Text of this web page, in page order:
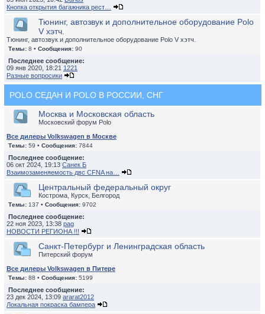
Кнопка открытия багажника рест…
Тюнинг, автозвук и дополнительное оборудование Polo
V хэтч.
Тюнинг, автозвук и дополнительное оборудование Polo V хэтч.
Темы: 8 • Сообщения: 90
Последнее сообщение:
09 янв 2020, 18:21 1221
Разные вопросики
POLO СЕДАН И POLO В РОССИИ, СНГ
Москва и Московская область
Московский форум Polo
Все дилеры Volkswagen в Москве
Темы: 59 • Сообщения: 7844
Последнее сообщение:
06 окт 2024, 19:13 Санек Б
Взаимозаменяемость двс CFNA на…
Центральный федеральный округ
Кострома, Курск, Белгород
Темы: 137 • Сообщения: 9702
Последнее сообщение:
22 ноя 2023, 13:38 pag
НОВОСТИ РЕГИОНА !!!
Санкт-Петербург и Ленинградская область
Питерский форум
Все дилеры Volkswagen в Питере
Темы: 88 • Сообщения: 5199
Последнее сообщение:
23 дек 2024, 13:09 ararat2012
Локальная покраска бампера